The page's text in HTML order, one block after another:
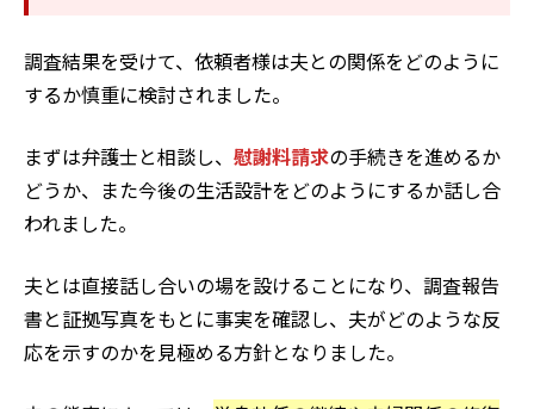
調査結果を受けて、依頼者様は夫との関係をどのように
するか慎重に検討されました。
まずは弁護士と相談し、 慰謝料請求の手続きを進めるか
どうか、また今後の生活設計をどのようにするか話し合
われました。
夫とは直接話し合いの場を設けることになり、調査報告
書と証拠写真をもとに事実を確認し、夫がどのような反
応を示すのかを見極める方針となりました。